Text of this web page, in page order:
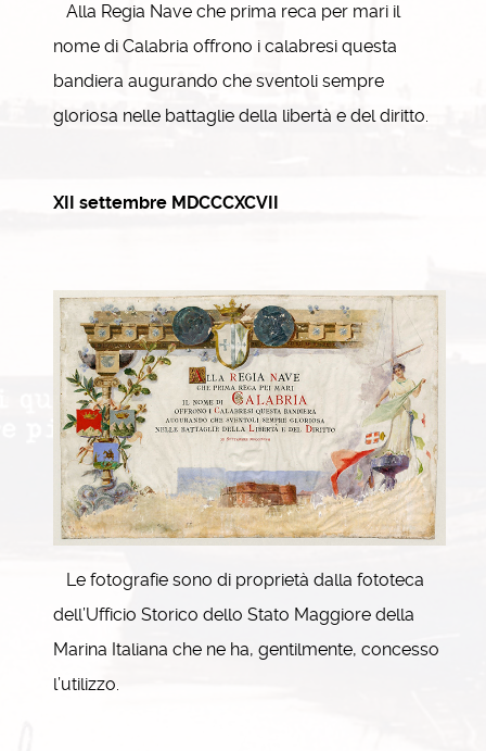
Alla Regia Nave che prima reca per mari il
nome di Calabria offrono i calabresi questa
bandiera augurando che sventoli sempre
gloriosa nelle battaglie della libertà e del diritto.
XII settembre MDCCCXCVII
Le fotografie sono di proprietà dalla fototeca
dell’Ufficio Storico dello Stato Maggiore della
Marina Italiana che ne ha, gentilmente, concesso
l’utilizzo.